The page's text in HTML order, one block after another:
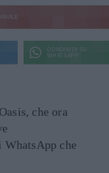
CONDIVIDI SU
WHATSAPP
che ora
che